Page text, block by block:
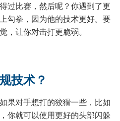
过比赛，然后呢？你遇到了更
勾拳，因为他的技术更好。要
，让你对击打更脆弱。
技术？
果对手想打的狡猾一些，比如
你就可以使用更好的头部闪躲